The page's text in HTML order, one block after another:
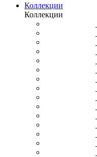
Коллекции
Коллекции